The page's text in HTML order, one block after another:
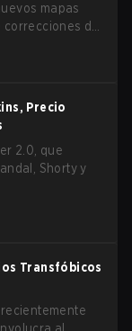
mapas
de
AROS:
Precio
2.0, que
Shorty y
Transfóbicos
recientemente